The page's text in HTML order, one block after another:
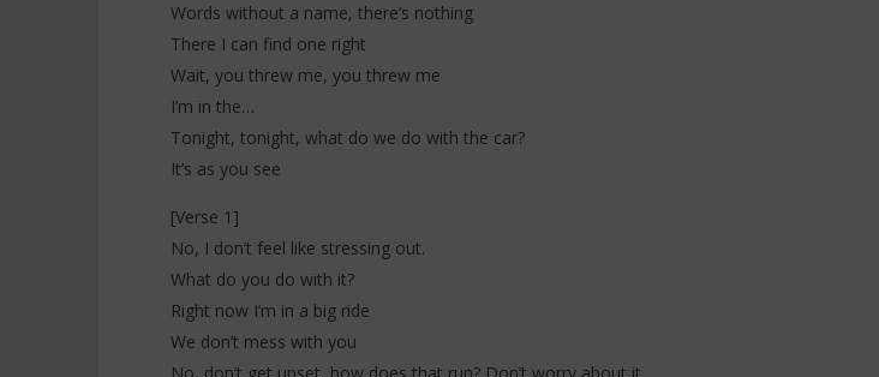
Words without a name, there’s nothing
There I can find one right
Wait, you threw me, you threw me
I’m in the…
Tonight, tonight, what do we do with the car?
It’s as you see
[Verse 1]
No, I don’t feel like stressing out.
What do you do with it?
Right now I’m in a big ride
We don’t mess with you